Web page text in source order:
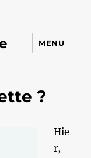
MENU
?
Hie
r,